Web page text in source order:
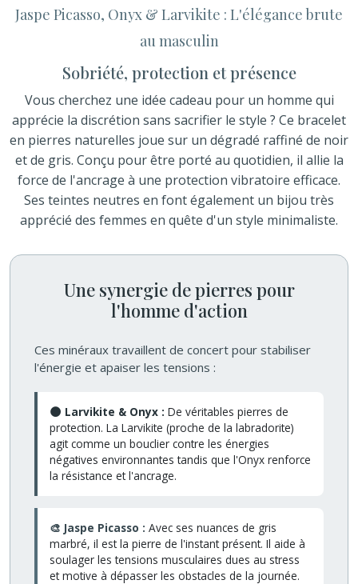
Jaspe Picasso, Onyx & Larvikite : L'élégance brute
au masculin
Sobriété, protection et présence
Vous cherchez une idée cadeau pour un homme qui
apprécie la discrétion sans sacrifier le style ? Ce bracelet
en pierres naturelles joue sur un dégradé raffiné de noir
et de gris. Conçu pour être porté au quotidien, il allie la
force de l'ancrage à une protection vibratoire efficace.
Ses teintes neutres en font également un bijou très
apprécié des femmes en quête d'un style minimaliste.
Une synergie de pierres pour
l'homme d'action
Ces minéraux travaillent de concert pour stabiliser
l'énergie et apaiser les tensions :
🌑 Larvikite & Onyx : De véritables pierres de
protection. La Larvikite (proche de la labradorite)
agit comme un bouclier contre les énergies
négatives environnantes tandis que l'Onyx renforce
la résistance et l'ancrage.
🎨 Jaspe Picasso : Avec ses nuances de gris
marbré, il est la pierre de l'instant présent. Il aide à
soulager les tensions musculaires dues au stress
et motive à dépasser les obstacles de la journée.